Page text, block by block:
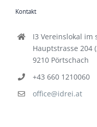
Kontakt
I3 Vereinslokal im
Hauptstrasse 204
9210 Pörtschach
+43 660 1210060
office@idrei.at